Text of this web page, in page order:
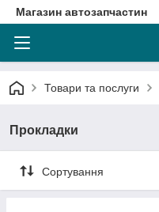
Магазин автозапчастин
Товари та послуги
Прокладки
Сортування